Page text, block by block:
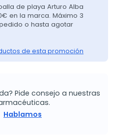
de playa Arturo Alba
en la marca. Máximo 3
o hasta agotar
de esta promoción
Pide consejo a nuestras
Hablamos